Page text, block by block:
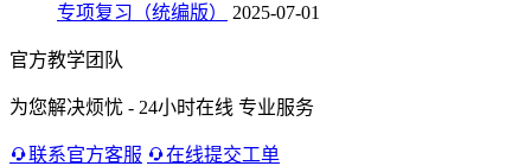
专项复习（统编版）
2025-07-01
官方教学团队
为您解决烦忧 - 24小时在线 专业服务
联系官方客服 在线提交工单